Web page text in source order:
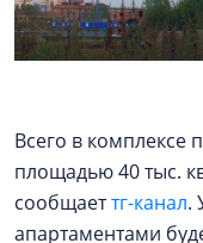
Всего в комплексе
площадью 40 тыс.
сообщаеттг-канал.
апартаментами